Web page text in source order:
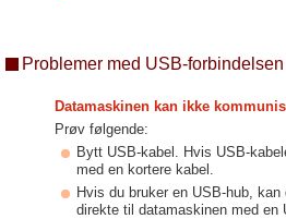
Problemer med USB-forbindelsen
Datamaskinen kan ikke
Prøv følgende:
Bytt USB-kabel. Hvis USB-
med en kortere kabel.
Hvis du bruker en USB-hub,
direkte til datamaskinen med en